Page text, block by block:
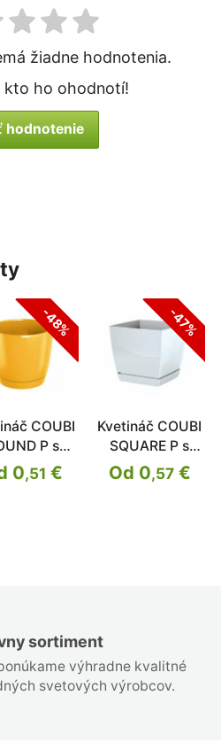
sortiment
výhradne kvalitné
svetových výrobcov.
žiadne hodnotenia.
kto ho ohodnotí!
hodnotenie
-48%
COUBI
P s
miskou
0,51 €
-47%
Kvetináč COUBI
SQUARE P s
miskou
Od 0,57€